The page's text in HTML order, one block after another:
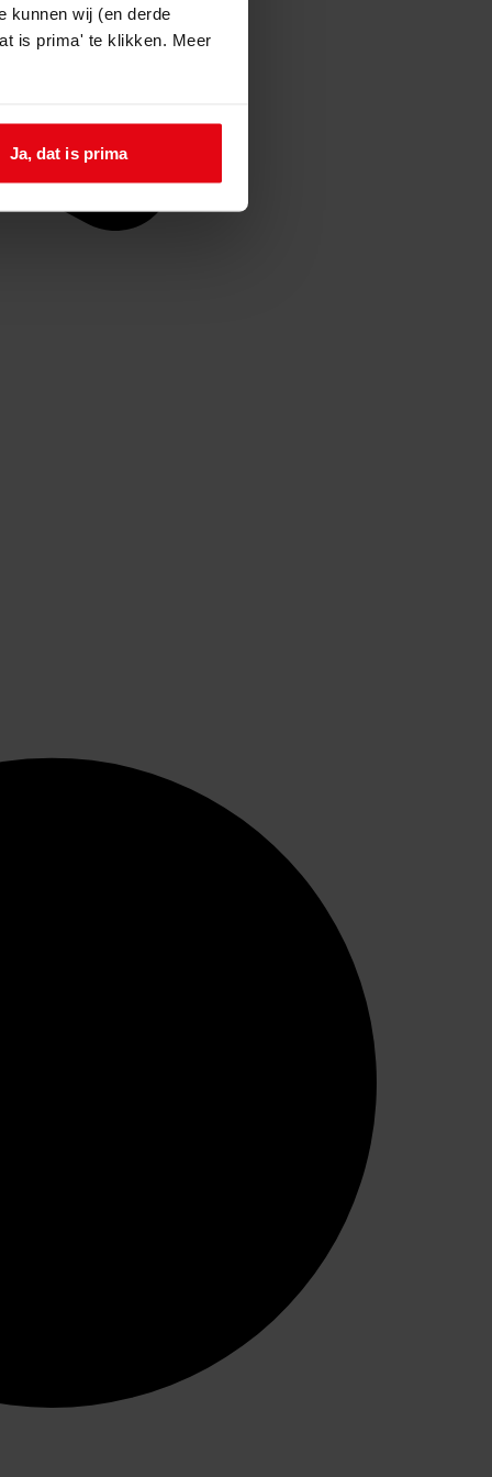
kunnen wij (en derde
is prima' te klikken. Meer
Ja, dat is prima